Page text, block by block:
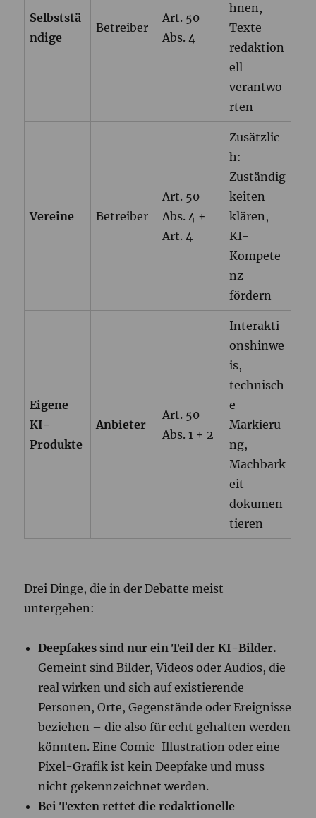
Selbststä
ndige
Betreiber
Art. 50
Abs. 4
hnen,
Texte
redaktion
ell
verantwo
rten
Vereine Betreiber
Art. 50
Abs. 4 +
Art. 4
Zusätzlic
h:
Zuständig
keiten
klären,
KI-
Kompete
nz
fördern
Eigene
KI-
Produkte
Anbieter
Art. 50
Abs. 1 + 2
Interakti
onshinwe
is,
technisch
e
Markieru
ng,
Machbark
eit
dokumen
tieren
Drei Dinge, die in der Debatte meist
untergehen:
Deepfakes sind nur ein Teil der KI-Bilder.
Gemeint sind Bilder, Videos oder Audios, die
real wirken und sich auf existierende
Personen, Orte, Gegenstände oder Ereignisse
beziehen – die also für echt gehalten werden
könnten. Eine Comic-Illustration oder eine
Pixel-Grafik ist kein Deepfake und muss
nicht gekennzeichnet werden.
Bei Texten rettet die redaktionelle